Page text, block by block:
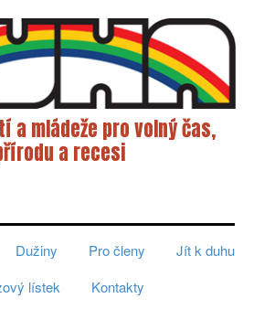
a mládeže pro volný čas,
a recesi
Dužiny Pro členy
Jít k duhu
lístek
Kontakty